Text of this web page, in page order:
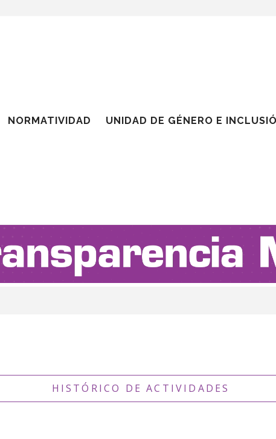
NORMATIVIDAD UNIDAD DE GÉNERO E
HISTÓRICO DE ACTIVIDADES